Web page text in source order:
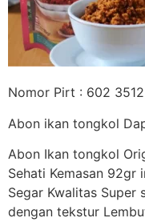
Nomor Pirt : 602
Abon ikan tongkol
Abon Ikan tongkol
Sehati Kemasan 92gr
Segar Kwalitas Super
dengan tekstur